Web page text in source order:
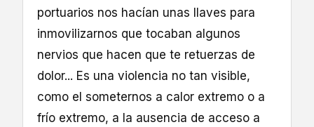
portuarios nos hacían unas llaves para
inmovilizarnos que tocaban algunos
nervios que hacen que te retuerzas de
dolor... Es una violencia no tan visible,
como el someternos a calor extremo o a
frío extremo, a la ausencia de acceso a